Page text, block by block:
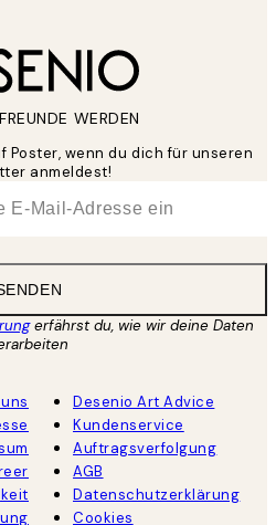
WERDEN
Poster, wenn du dich für unseren
anmeldest!
erfährst du, wie wir deine Daten
Desenio Art Advice
Kundenservice
Auftragsverfolgung
AGB
Datenschutzerklärung
Cookies